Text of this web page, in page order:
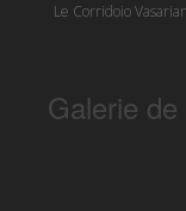
Le Corridoio
Galerie